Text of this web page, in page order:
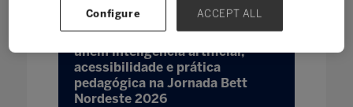
MAIA apresenta soluções que
unem inteligência artificial,
acessibilidade e prática
pedagógica na Jornada Bett
Nordeste 2026
Configure ACCEPT ALL